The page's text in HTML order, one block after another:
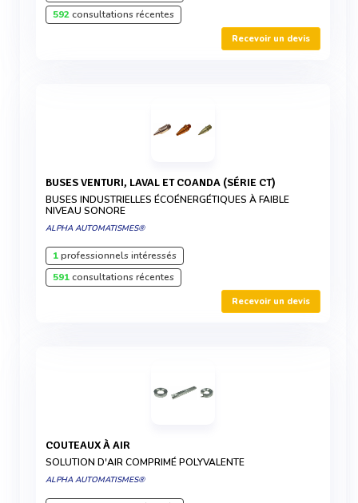
592consultations récentes
Recevoir un devis
BUSES VENTURI, LAVAL ET COANDA (SÉRIE CT)
BUSES INDUSTRIELLES ÉCOÉNERGÉTIQUES À FAIBLE
NIVEAU SONORE
ALPHA AUTOMATISMES®
1professionnels intéressés
591consultations récentes
Recevoir un devis
COUTEAUX À AIR
SOLUTION D'AIR COMPRIMÉ POLYVALENTE
ALPHA AUTOMATISMES®